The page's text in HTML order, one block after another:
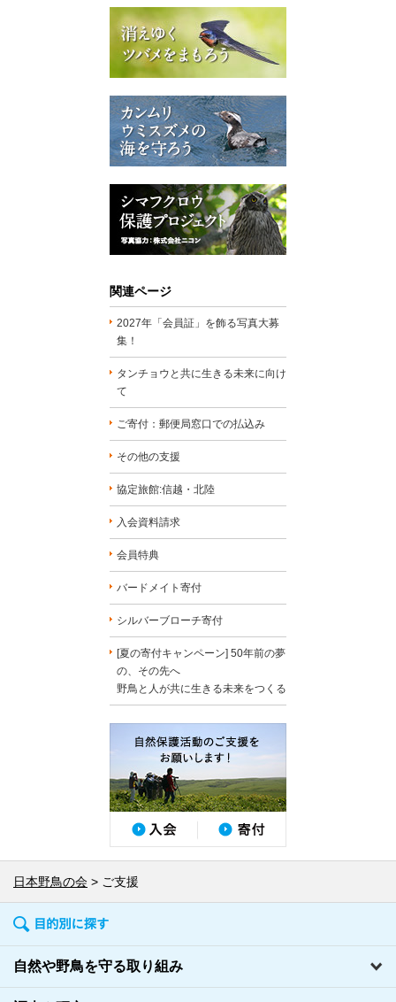
関連ページ
2027年「会員証」を飾る写真大募
集！
タンチョウと共に生きる未来に向け
て
ご寄付：郵便局窓口での払込み
その他の支援
協定旅館:信越・北陸
入会資料請求
会員特典
バードメイト寄付
シルバーブローチ寄付
[夏の寄付キャンペーン] 50年前の夢
の、その先へ
野鳥と人が共に生きる未来をつくる
日本野鳥の会 ご支援
自然や野鳥を守る取り組み